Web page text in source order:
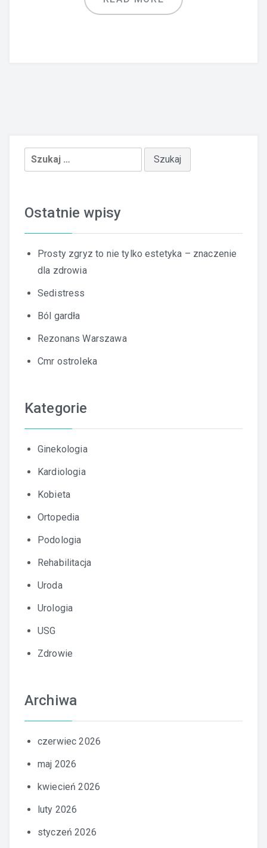
Szukaj:
Ostatnie wpisy
Prosty zgryz to nie tylko estetyka – znaczenie
dla zdrowia
Sedistress
Ból gardła
Rezonans Warszawa
Cmr ostroleka
Kategorie
Ginekologia
Kardiologia
Kobieta
Ortopedia
Podologia
Rehabilitacja
Uroda
Urologia
USG
Zdrowie
Archiwa
czerwiec 2026
maj 2026
kwiecień 2026
luty 2026
styczeń 2026